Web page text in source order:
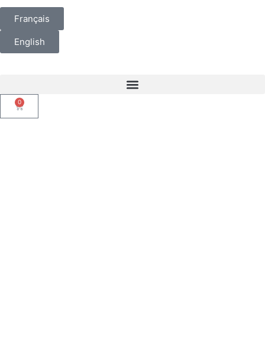
Français
English
0